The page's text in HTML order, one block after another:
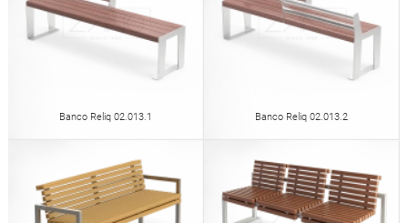
Banco Reliq 02.013.1 Banco Reliq 02.013.2